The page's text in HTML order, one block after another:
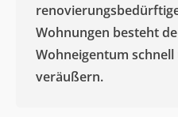
Wohnungen besteht
Wohneigentum
veräußern. ​